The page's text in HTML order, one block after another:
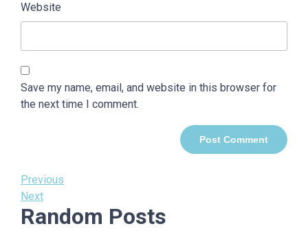
Website
Save my name, email, and website in this browser for
the next time I comment.
Post
navigation
Previous
Post
Previous
Next
Post
Next
Random Posts